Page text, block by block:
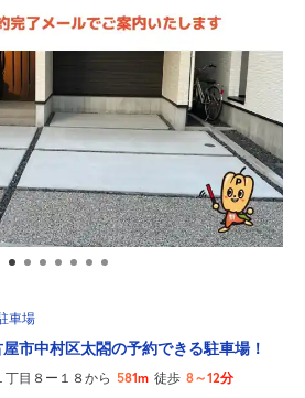
車場
市中村区太閤の予約できる駐車場！
目８ー１８から 581m 徒歩 8～12分